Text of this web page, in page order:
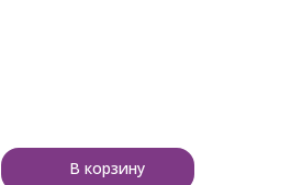
В корзину